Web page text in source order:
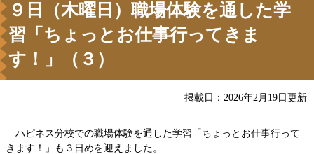
９日（木曜日）職場体験を通した学
習「ちょっとお仕事行ってきま
す！」（３）
掲載日：2026年2月19日更新
ハピネス分校での職場体験を通した学習「ちょっとお仕事行って
きます！」も３日めを迎えました。